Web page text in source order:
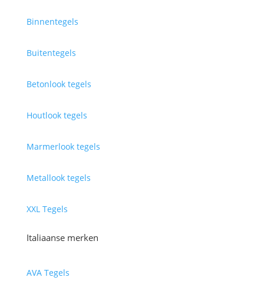
Binnentegels
Buitentegels
Betonlook tegels
Houtlook tegels
Marmerlook tegels
Metallook tegels
XXL Tegels
Italiaanse merken
AVA Tegels